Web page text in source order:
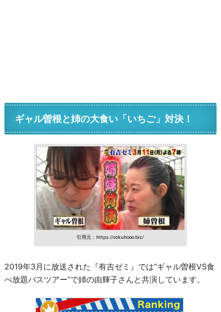
ギャル曽根と姉の大食い「いちご」対決！
引用元：https://sokuhooo.biz/
2019年3月に放送された『有吉ゼミ』では“ギャル曽根VS食
べ放題バスツアー”で姉の由輝子さんと共演しています。